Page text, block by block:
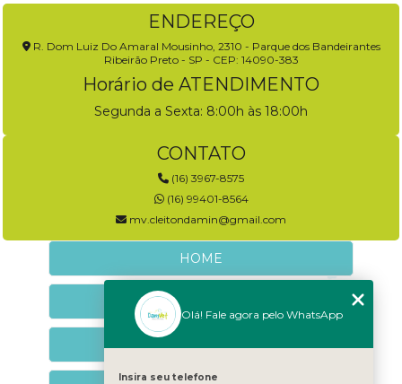
ENDEREÇO
R. Dom Luiz Do Amaral Mousinho, 2310 - Parque dos Bandeirantes
Ribeirão Preto - SP - CEP: 14090-383
Horário de ATENDIMENTO
Segunda a Sexta: 8:00h às 18:00h
CONTATO
(16) 3967-8575
(16) 99401-8564
mv.cleitondamin@gmail.com
HOME
EMPRESA
NEUROLOGIA VETERINÁRIA
Olá! Fale agora pelo WhatsApp
Insira seu telefone